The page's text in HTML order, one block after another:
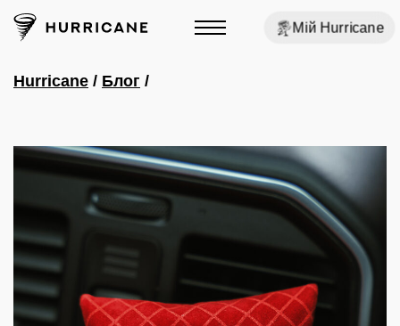
Мій Hurricane
Hurricane / Блог /